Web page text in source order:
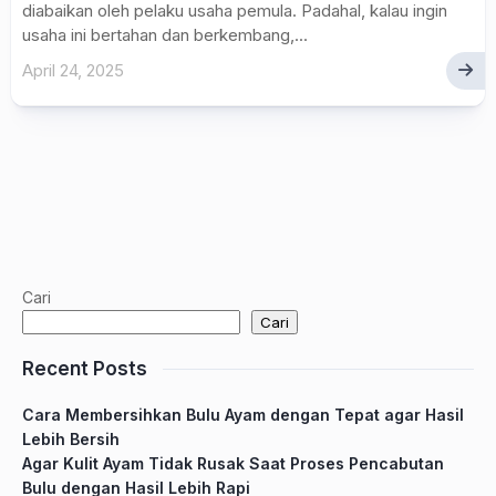
diabaikan oleh pelaku usaha pemula. Padahal, kalau ingin
usaha ini bertahan dan berkembang,...
April 24, 2025
Cari
Cari
Recent Posts
Cara Membersihkan Bulu Ayam dengan Tepat agar Hasil
Lebih Bersih
Agar Kulit Ayam Tidak Rusak Saat Proses Pencabutan
Bulu dengan Hasil Lebih Rapi